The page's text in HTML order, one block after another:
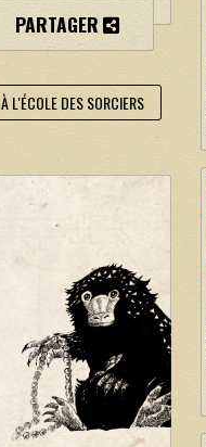
PARTAGER
L'ÉCOLE DES SORCIERS